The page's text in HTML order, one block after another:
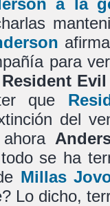
para
Resident Evil
que
del
se ha
Millas
Lo dicho,